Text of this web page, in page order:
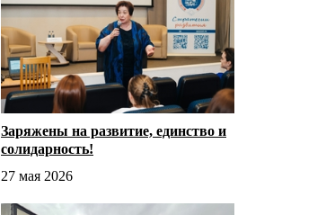
Заряжены на развитие, единство и
солидарность!
27 мая 2026